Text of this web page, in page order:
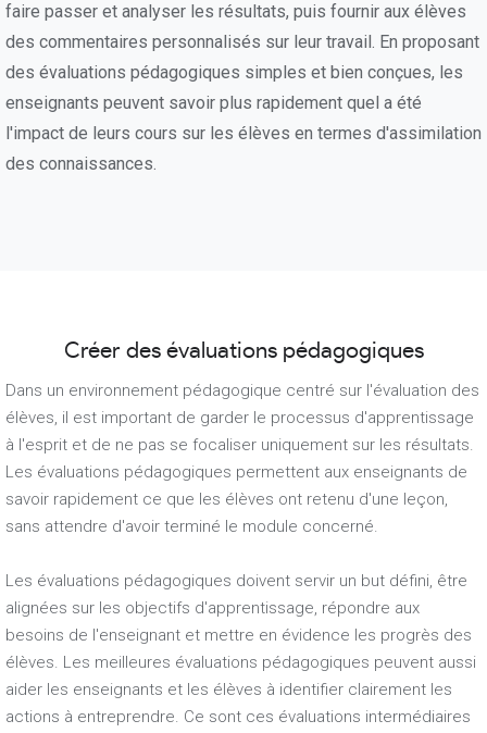
faire passer et analyser les résultats, puis fournir aux élèves
des commentaires personnalisés sur leur travail. En proposant
des évaluations pédagogiques simples et bien conçues, les
enseignants peuvent savoir plus rapidement quel a été
l'impact de leurs cours sur les élèves en termes d'assimilation
des connaissances.
Créer des évaluations pédagogiques
Dans un environnement pédagogique centré sur l'évaluation des
élèves, il est important de garder le processus d'apprentissage
à l'esprit et de ne pas se focaliser uniquement sur les résultats.
Les évaluations pédagogiques permettent aux enseignants de
savoir rapidement ce que les élèves ont retenu d'une leçon,
sans attendre d'avoir terminé le module concerné.
Les évaluations pédagogiques doivent servir un but défini, être
alignées sur les objectifs d'apprentissage, répondre aux
besoins de l'enseignant et mettre en évidence les progrès des
élèves. Les meilleures évaluations pédagogiques peuvent aussi
aider les enseignants et les élèves à identifier clairement les
actions à entreprendre. Ce sont ces évaluations intermédiaires